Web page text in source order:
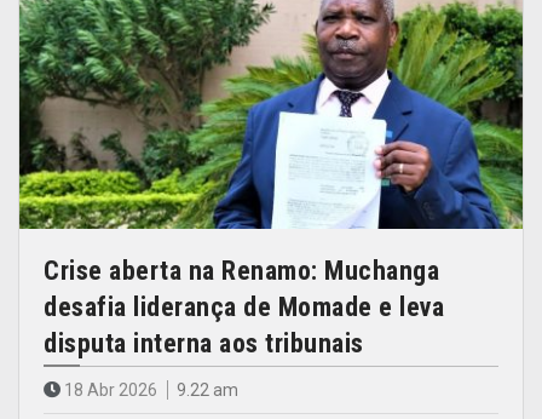
Crise aberta na Renamo: Muchanga
desafia liderança de Momade e leva
disputa interna aos tribunais
18 Abr 2026 9.22 am